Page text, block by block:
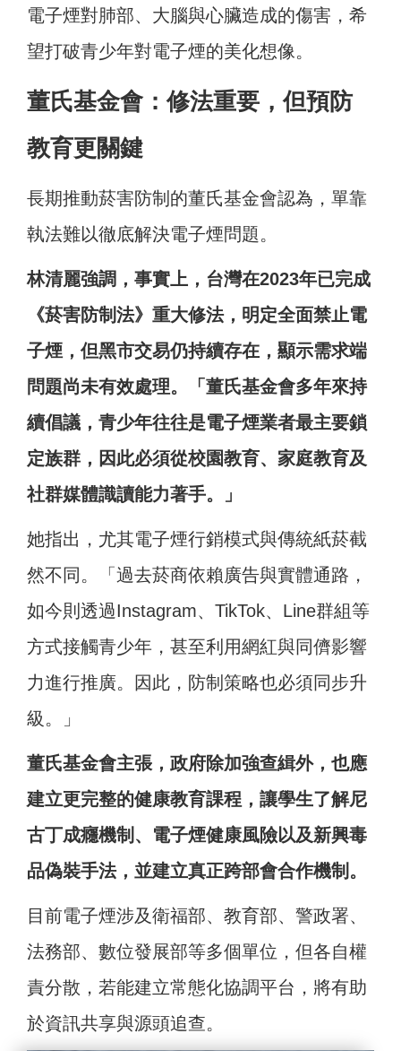
電子煙對肺部、大腦與心臟造成的傷害，希
望打破青少年對電子煙的美化想像。
董氏基金會：修法重要，但預防
教育更關鍵
長期推動菸害防制的董氏基金會認為，單靠
執法難以徹底解決電子煙問題。
林清麗強調，事實上，台灣在2023年已完成
《菸害防制法》重大修法，明定全面禁止電
子煙，但黑市交易仍持續存在，顯示需求端
問題尚未有效處理。「董氏基金會多年來持
續倡議，青少年往往是電子煙業者最主要鎖
定族群，因此必須從校園教育、家庭教育及
社群媒體識讀能力著手。」
她指出，尤其電子煙行銷模式與傳統紙菸截
然不同。「過去菸商依賴廣告與實體通路，
如今則透過Instagram、TikTok、Line群組等
方式接觸青少年，甚至利用網紅與同儕影響
力進行推廣。因此，防制策略也必須同步升
級。」
董氏基金會主張，政府除加強查緝外，也應
建立更完整的健康教育課程，讓學生了解尼
古丁成癮機制、電子煙健康風險以及新興毒
品偽裝手法，並建立真正跨部會合作機制。
目前電子煙涉及衛福部、教育部、警政署、
法務部、數位發展部等多個單位，但各自權
責分散，若能建立常態化協調平台，將有助
於資訊共享與源頭追查。